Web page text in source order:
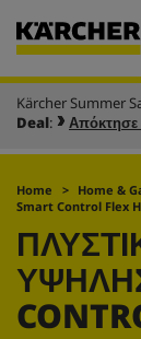
Καλάθι
Αγαπημένα
Kärcher Summer
Deal: Απόκτησε
Home Home &
Smart Control Flex